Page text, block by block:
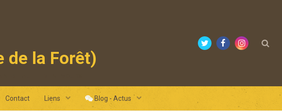
de la Forêt)
Contact Liens Blog - Actus